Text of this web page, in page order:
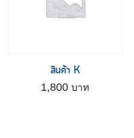
สินค้า K
1,800